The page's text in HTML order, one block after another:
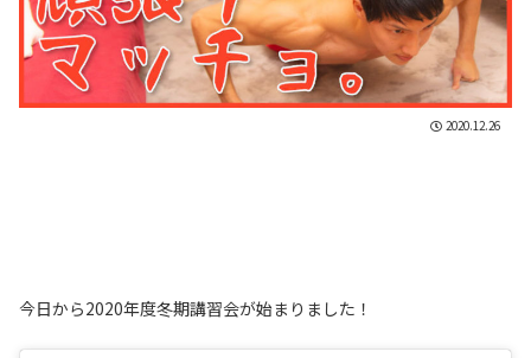
2020.12.26
今日から2020年度冬期講習会が始まりました！